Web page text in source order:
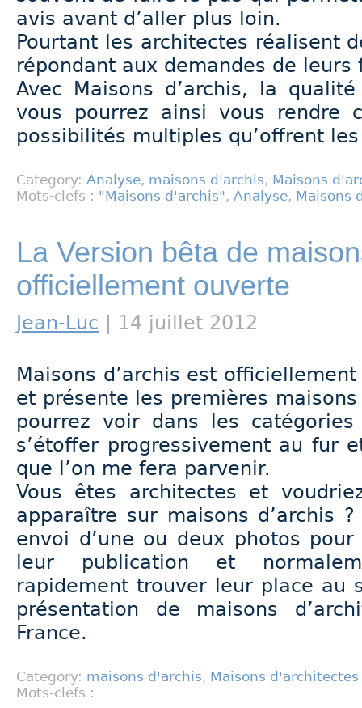
avis avant d’aller plus loin.
Pourtant les architectes réalisent
répondant aux demandes de
Avec Maisons d’archis, la
vous pourrez ainsi vous rendre
possibilités multiples qu’offrent
Category: Analyse, maisons d'archis, Maisons
Mots-clefs : "Maisons d'archis", Analyse, Maisons
La Version bêta de
officiellement ouverte
Jean-Luc | 14 juillet 2012
Maisons d’archis est
et présente les premières
pourrez voir dans les
s’étoffer progressivement au fur
que l’on me fera parvenir.
Vous êtes architectes et
apparaître sur maisons d’archis
envoi d’une ou deux photos
leur publication et
rapidement trouver leur place au
présentation de maisons
France.
Category: maisons d'archis, Maisons d'architectes
Mots-clefs :